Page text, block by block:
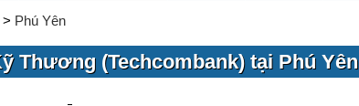
Phú Yên
Thương (Techcombank) tại Phú Yên